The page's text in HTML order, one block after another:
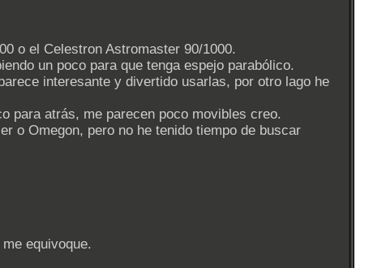
o el Celestron Astromaster 90/1000.
un poco para que tenga espejo parabólico.
interesante y divertido usarlas, por otro lago he
para atrás, me parecen poco movibles creo.
o Omegon, pero no he tenido tiempo de buscar
equivoque.